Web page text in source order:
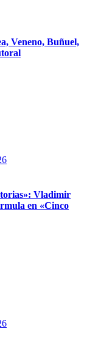
Veneno, Buñuel,
Vladimir
en «Cinco